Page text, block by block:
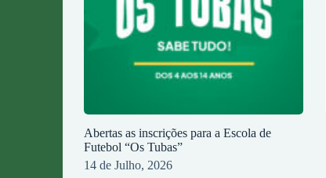
Abertas as inscrições para a Escola de
Futebol “Os Tubas”
14 de Julho, 2026